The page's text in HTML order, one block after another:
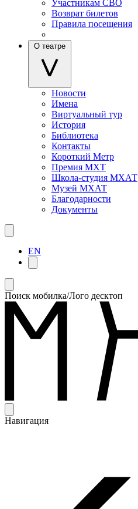
Участникам СВО
Возврат билетов
Правила посещения
О театре
Новости
Имена
Виртуальный тур
История
Библиотека
Контакты
Короткий Метр
Премия МХТ
Школа-студия МХАТ
Музей МХАТ
Благодарности
Документы
EN
Поиск мобилка/Лого десктоп
Навигация